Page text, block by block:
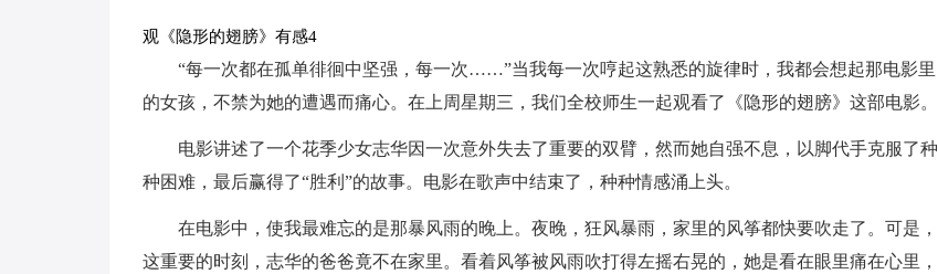
观《隐形的翅膀》有感4
“每一次都在孤单徘徊中坚强，每一次……”当我每一次哼起这熟悉的旋律时，我都会想起那电影里
的女孩，不禁为她的遭遇而痛心。在上周星期三，我们全校师生一起观看了《隐形的翅膀》这部电影。
电影讲述了一个花季少女志华因一次意外失去了重要的双臂，然而她自强不息，以脚代手克服了种
种困难，最后赢得了“胜利”的故事。电影在歌声中结束了，种种情感涌上头。
在电影中，使我最难忘的是那暴风雨的晚上。夜晚，狂风暴雨，家里的风筝都快要吹走了。可是，
这重要的时刻，志华的爸爸竟不在家里。看着风筝被风雨吹打得左摇右晃的，她是看在眼里痛在心里，